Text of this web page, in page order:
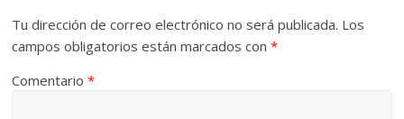
Tu dirección de correo electrónico no será publicada. Los
campos obligatorios están marcados con*
Comentario*